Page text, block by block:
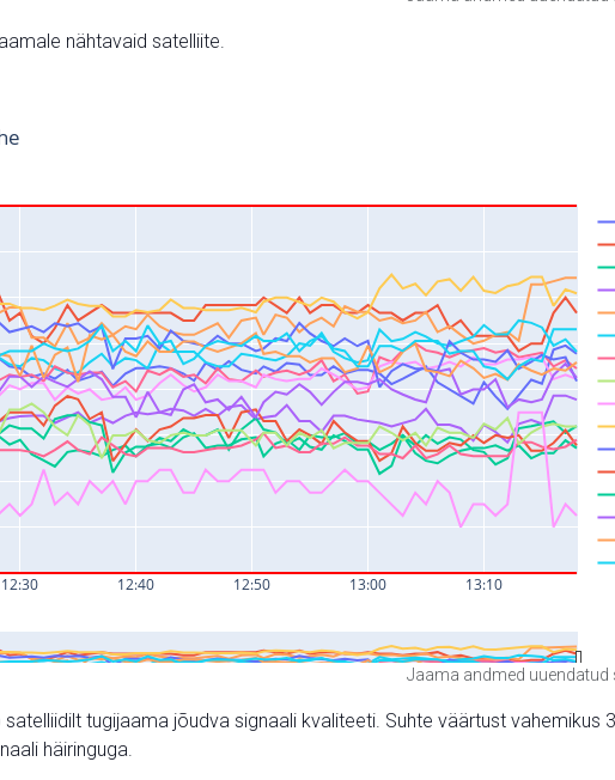
nähtavaid satelliite.
Jaama andmed uuendatud
satelliidilt tugijaama jõudva signaali kvaliteeti. Suhte väärtust vahemikus
häiringuga.